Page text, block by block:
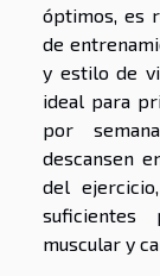
óptimos, es
de
y estilo de
ideal para
por
descansen
del
suficientes
muscular y